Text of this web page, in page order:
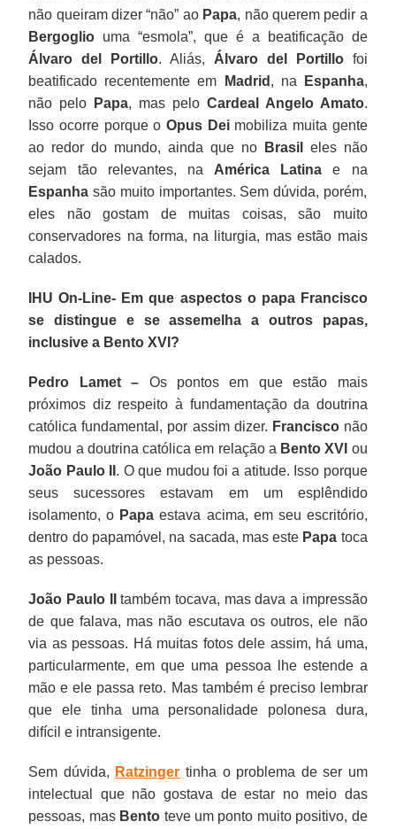
não queiram dizer “não” ao Papa, não querem pedir a
Bergoglio uma “esmola”, que é a beatificação de
Álvaro del Portillo. Aliás, Álvaro del Portillofoi
beatificado recentemente em
Madrid , na Espanha,
não pelo Papa, mas pelo Cardeal Angelo Amato.
Isso ocorre porque o Opus Deimobiliza muita gente
ao redor do mundo, ainda que no
Brasil
eles não
sejam tão relevantes, na América Latina e na
Espanha são muito importantes. Sem dúvida, porém,
eles não gostam de muitas coisas, são muito
conservadores na forma, na liturgia, mas estão mais
calados.
IHU On-Line- Em que aspectos o papa Francisco
se distingue e se assemelha a outros papas,
inclusive a Bento XVI?
Pedro Lamet – Os pontos em que estão mais
próximos diz respeito à fundamentação da doutrina
católica fundamental, por assim dizer. Francisconão
mudou a doutrina católica em relação a Bento XVI ou
João Paulo II . O que mudou foi a atitude. Isso porque
seus sucessores estavam em um esplêndido
isolamento, o Papa estava acima, em seu escritório,
dentro do papamóvel, na sacada, mas este Papa toca
as pessoas.
João Paulo II
também tocava, mas dava a impressão
de que falava, mas não escutava os outros, ele não
via as pessoas. Há muitas fotos dele assim, há uma,
particularmente, em que uma pessoa lhe estende a
mão e ele passa reto. Mas também é preciso lembrar
que ele tinha uma personalidade polonesa dura,
difícil e intransigente.
Sem dúvida, Ratzinger tinha o problema de ser um
intelectual que não gostava de estar no meio das
pessoas, mas Bento teve um ponto muito positivo, de